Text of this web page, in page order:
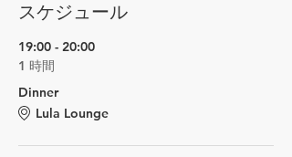
スケジュール
19:00 - 20:00
1 時間
Dinner
Lula Lounge